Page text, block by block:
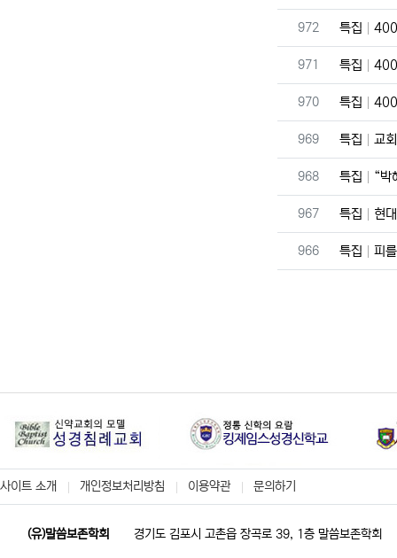
번호
972 특집 400
번호
971 특집
번호
970 특집 400
번호
969 특집 교
번호
968 특집 “박
번호
967 특집 현
번호
966 특집 피
사이트 소개 개인정보처리방침 이용약관 문의하기
(유)말씀보존학회 경기도 김포시 고촌읍 장곡로 39, 1층 말씀보존학회